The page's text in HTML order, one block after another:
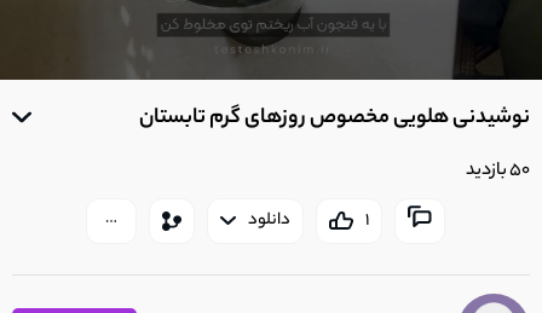
0
of نوشیدنی هلویی مخصوص روزهای گرم تابستان
50 بازدید
1 دانلود